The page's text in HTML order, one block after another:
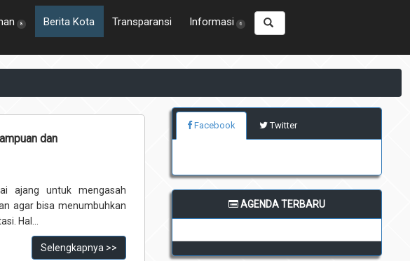
8 Berita Kota Transparansi Informasi 6
dan
ajang untuk mengasah
agar bisa menumbuhkan
Hal...
Selengkapnya >>
Facebook Twitter
AGENDA TERBARU